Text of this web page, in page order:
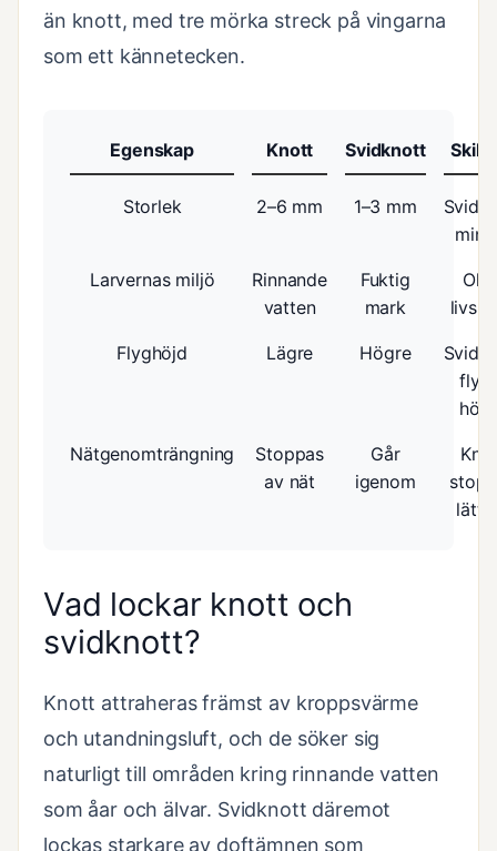
än knott, med tre mörka streck på vingarna
som ett kännetecken.
Egenskap Knott Svidknott
Storlek 2–6 mm 1–3 mm
Larvernas miljö
Rinnande
vatten
Fuktig
mark
Flyghöjd Lägre Högre
Nätgenomträngning
Stoppas
av nät
Går
igenom
Vad lockar knott och
svidknott?
Knott attraheras främst av kroppsvärme
och utandningsluft, och de söker sig
naturligt till områden kring rinnande vatten
som åar och älvar. Svidknott däremot
lockas starkare av doftämnen som